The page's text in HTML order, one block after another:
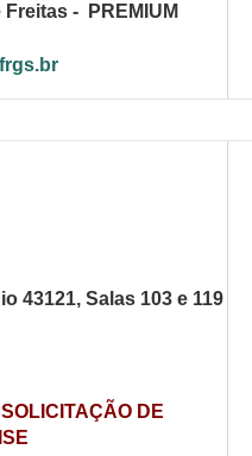
Freitas - PREMIUM
43121, Salas 103 e 119
DE